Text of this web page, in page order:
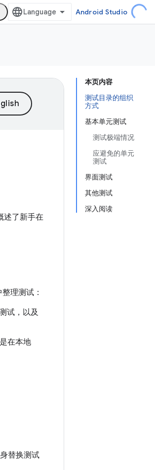
Android Studio
本页内容
测试目录的组织
方式
基本单元测试
测试极端情况
应避免的单元
测试
界面测试
其他测试
深入阅读
述了新手在
理测试：
试，以及
在本地
替换测试